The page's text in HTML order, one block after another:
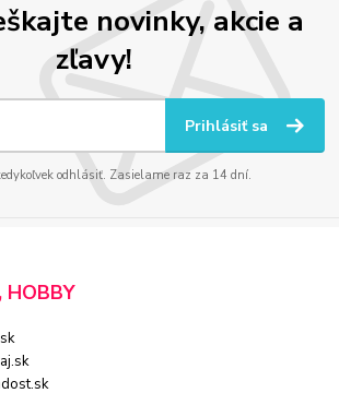
novinky, akcie a
zľavy!
Prihlásiť sa
odhlásiť. Zasielame raz za 14 dní.
HOBBY